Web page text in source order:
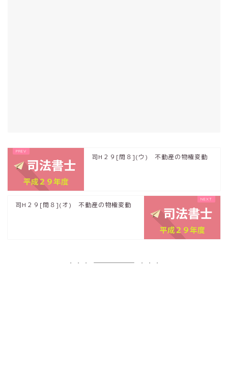
司H２９[問８](ウ) 不動産の物権変動
司H２９[問８](オ) 不動産の物権変動